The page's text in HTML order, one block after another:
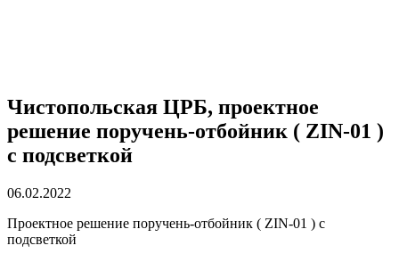
Чистопольская ЦРБ, проектное
решение поручень-отбойник ( ZIN-01 )
с подсветкой
06.02.2022
Проектное решение поручень-отбойник ( ZIN-01 ) с
подсветкой